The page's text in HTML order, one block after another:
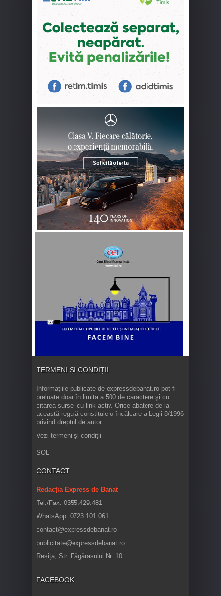
TERMENI ȘI CONDIȚII
Informaţiile publicate de expressdebanat.ro pot fi
preluate doar în limita a 500 de caractere şi cu
citarea sursei cu link activ. Orice abatere de la
această regulă constituie o încălcare a Legii 8/1996
privind dreptul de autor.
Vezi termeni și condiții
SOL
CONTACT
Redacția Express de Banat
Tel./Fax: 0355.429.481
WhatsApp: 0723.101.061
contact@expressdebanat.ro
publicitate@expressdebanat.ro
Reșița, Str. Făgărașului Nr. 10
FACEBOOK